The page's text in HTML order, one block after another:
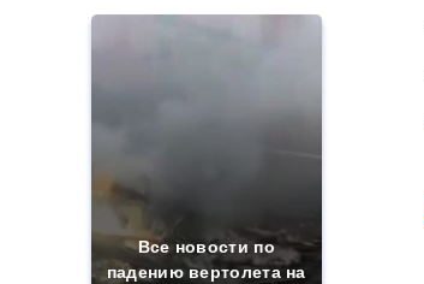
Все новости по
падению вертолета на